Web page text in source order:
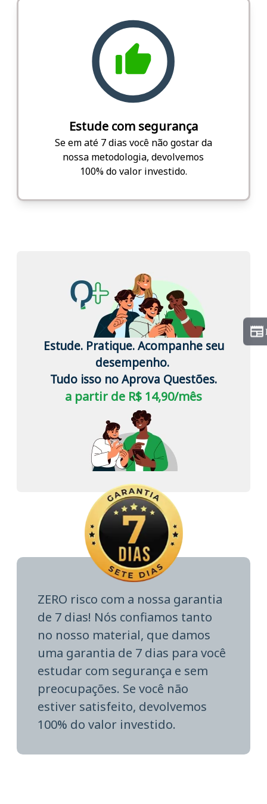
Estude com segurança
Se em até 7 dias você não gostar da
nossa metodologia, devolvemos
100% do valor investido.
Estude. Pratique. Acompanhe seu
desempenho.
Tudo isso no Aprova Questões.
a partir de R$ 14,90/mês
ZERO risco com a nossa garantia
de 7 dias! Nós confiamos tanto
no nosso material, que damos
uma garantia de 7 dias para você
estudar com segurança e sem
preocupações. Se você não
estiver satisfeito, devolvemos
100% do valor investido.